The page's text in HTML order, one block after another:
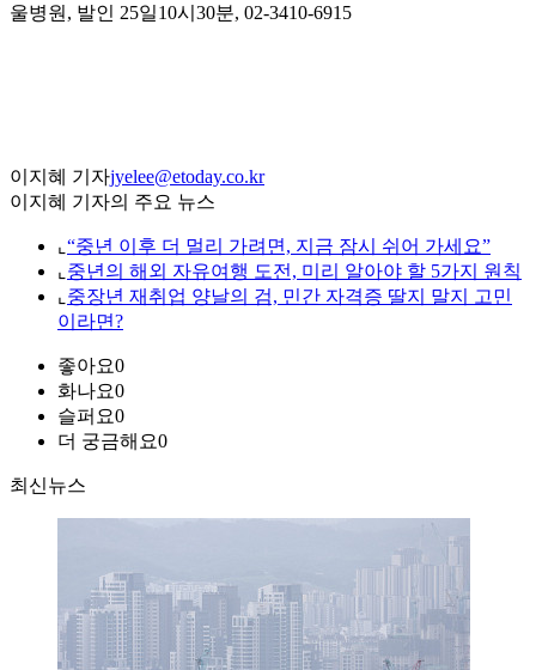
울병원, 발인 25일10시30분, 02-3410-6915
이지혜 기자jyelee@etoday.co.kr
이지혜 기자의 주요 뉴스
⌞ “중년 이후 더 멀리 가려면, 지금 잠시 쉬어 가세요”
⌞ 중년의 해외 자유여행 도전, 미리 알아야 할 5가지 원칙
⌞ 중장년 재취업 양날의 검, 민간 자격증 딸지 말지 고민
이라면?
좋아요0
화나요0
슬퍼요0
더 궁금해요0
최신뉴스